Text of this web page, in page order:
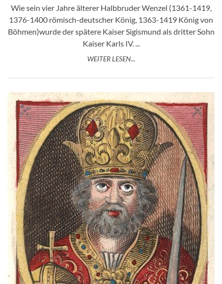
Wie sein vier Jahre älterer Halbbruder Wenzel (1361-1419,
1376-1400 römisch-deutscher König, 1363-1419 König von
Böhmen)wurde der spätere Kaiser Sigismund als dritter Sohn
Kaiser Karls IV. ...
WEITER LESEN...